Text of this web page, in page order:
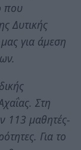
που
Δυτικής
για άμεση
Στη
113 μαθητές-
Για το